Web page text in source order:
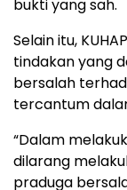
bukti yang sah.
Selain itu,
tindakan yang
bersalah
tercantum
“Dalam
dilarang
praduga